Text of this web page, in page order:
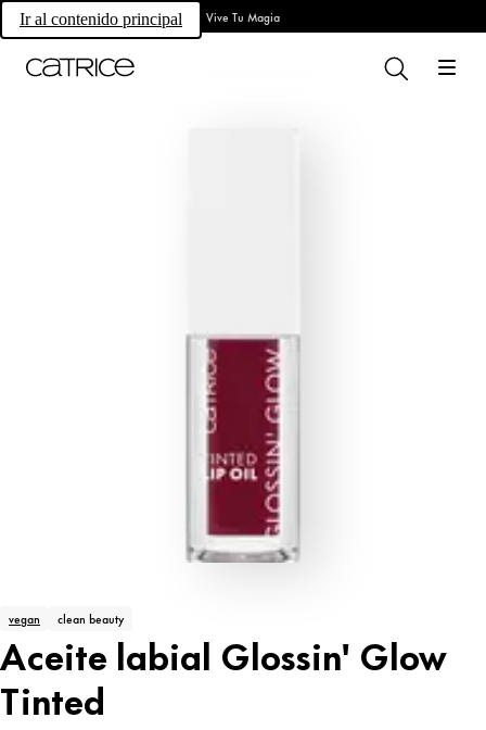
Ir al contenido principal Vive Tu Magia
vegan clean beauty
Aceite labial Glossin' Glow
Tinted